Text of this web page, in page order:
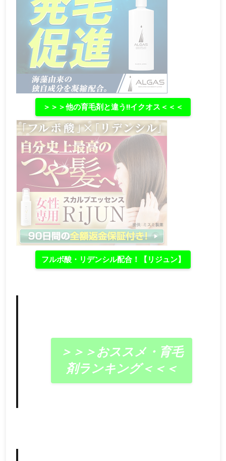
＞＞＞他の育毛剤と違う‼イクオス＜＜＜
フルボ酸・リデンシル配合！【リジュン】
＞＞＞おススメ・育毛
剤ランキング＜＜＜